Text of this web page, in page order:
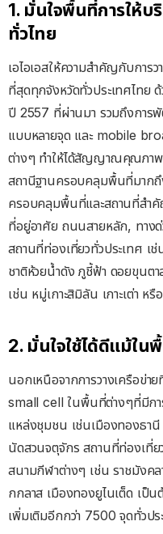
1. มั่นใจพื้นที่การให้
ทั่วไทย
เอไอเอสให้ความสำคัญกับกา
ที่สุดทุกจังหวัดทั่วประเทศไทย
ปี 2557 ที่ผ่านมา รวมถึงกา
แบบหลายจุด และ mobile
ต่างๆ ทำให้ได้สัญญาณคุณภาพ
สถานีฐานครอบคลุมพื้นที่มาก
ครอบคลุมพื้นที่และสถานที่สำคั
ที่อยู่อาศัย ถนนสายหลัก, ทางด่
สถานที่ท่องเที่ยวทั่วประเทศ เ
ชาติห้วยน้ำดัง ภูชี้ฟ้า ดอยขุนต
เช่น หมู่เกาะสิมิลัน เกาะเต่า ห
2. มั่นใจใช้ได้ดีแม้ใน
นอกเหนือจากการวางเครือข่า
small cell ในพื้นที่ต่างๆที่มีกา
แหล่งชุมชน เช่นเมืองทองธานี
นัดสวนจตุจักร สถานที่ท่องเที่ย
สนามกีฬาต่างๆ เช่น ราชมังค
กกลาส เมืองทองยูไนเต็ด เป็
เพิ่มเติมอีกกว่า 7500 จุดทั่วปร